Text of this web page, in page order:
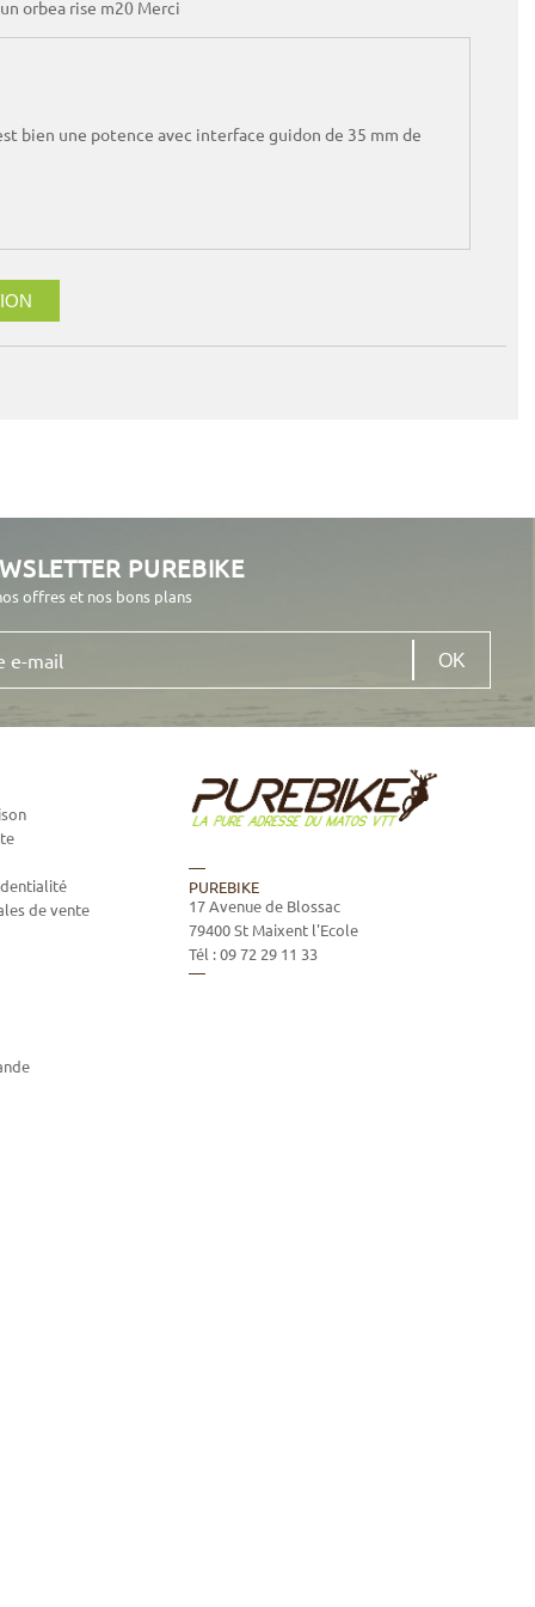
orbea rise m20 Merci
bien une potence avec interface guidon de 35 mm de
PUREBIKE
offres et nos bons plans
de vente
PUREBIKE
17 Avenue de Blossac
79400St Maixent l'Ecole
Tél :09 72 29 11 33